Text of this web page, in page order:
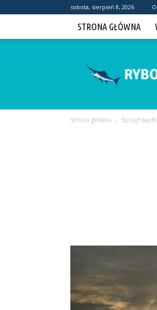
sobota, sierpień 8, 2026
STRONA GŁÓWNA
Strona główna Sprzęt